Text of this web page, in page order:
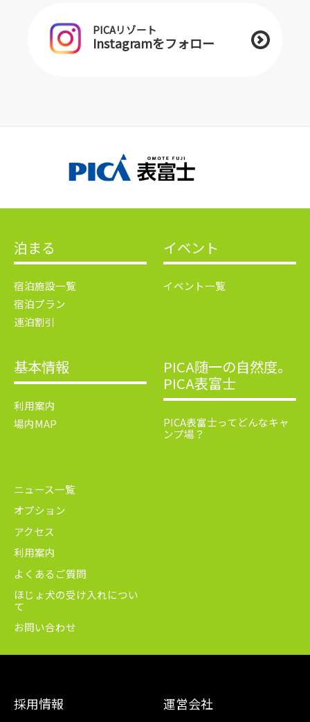
PICAリゾート
Instagramをフォロー
泊まる
宿泊施設一覧
宿泊プラン
連泊割引
イベント
イベント一覧
基本情報
利用案内
場内MAP
PICA随一の自然度。
PICA表富士
PICA表富士ってどんなキャ
ンプ場？
ニュース一覧
オプション
アクセス
利用案内
よくあるご質問
ほじょ犬の受け入れについ
て
お問い合わせ
採用情報 運営会社